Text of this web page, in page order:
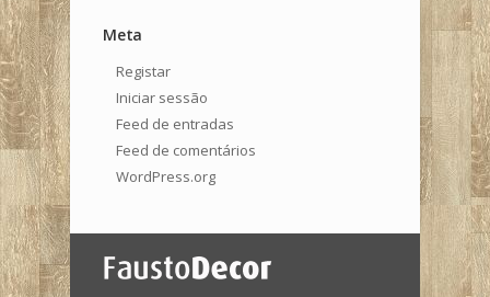
Meta
Registar
Iniciar sessão
Feed de entradas
Feed de comentários
WordPress.org